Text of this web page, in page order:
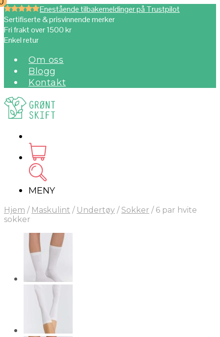
Enestående tilbakemeldinger på Trustpilot
Sertifiserte & prisvinnende merker
Fri frakt over 1500 kr
Enkel retur
Om oss
Blogg
Kontakt
MENY
Hjem / Maskulint / Undertøy / Sokker /6 par hvite
sokker